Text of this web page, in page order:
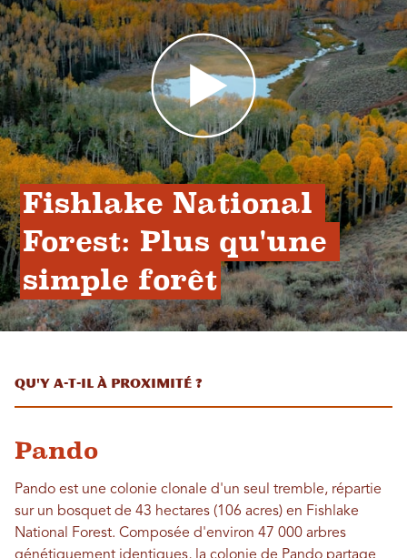
Fishlake National
Forest: Plus qu'une
simple forêt
Qu'y a-t-il à proximité ?
Pando
Pando est une colonie clonale d'un seul tremble, répartie
sur un bosquet de 43 hectares (106 acres) en Fishlake
National Forest. Composée d'environ 47 000 arbres